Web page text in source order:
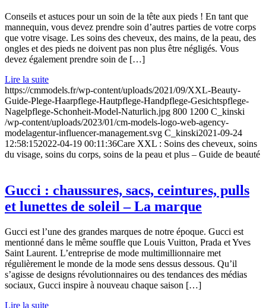
Conseils et astuces pour un soin de la tête aux pieds ! En tant que
mannequin, vous devez prendre soin d’autres parties de votre corps
que votre visage. Les soins des cheveux, des mains, de la peau, des
ongles et des pieds ne doivent pas non plus être négligés. Vous
devez également prendre soin de […]
Lire la suite
https://cmmodels.fr/wp-content/uploads/2021/09/XXL-Beauty-
Guide-Plege-Haarpflege-Hautpflege-Handpflege-Gesichtspflege-
Nagelpflege-Schonheit-Model-Naturlich.jpg 800 1200 C_kinski
/wp-content/uploads/2023/01/cm-models-logo-web-agency-
modelagentur-influencer-management.svg C_kinski2021-09-24
12:58:152022-04-19 00:11:36Care XXL : Soins des cheveux, soins
du visage, soins du corps, soins de la peau et plus – Guide de beauté
Gucci : chaussures, sacs, ceintures, pulls
et lunettes de soleil – La marque
Gucci est l’une des grandes marques de notre époque. Gucci est
mentionné dans le même souffle que Louis Vuitton, Prada et Yves
Saint Laurent. L’entreprise de mode multimillionnaire met
régulièrement le monde de la mode sens dessus dessous. Qu’il
s’agisse de designs révolutionnaires ou des tendances des médias
sociaux, Gucci inspire à nouveau chaque saison […]
Lire la suite